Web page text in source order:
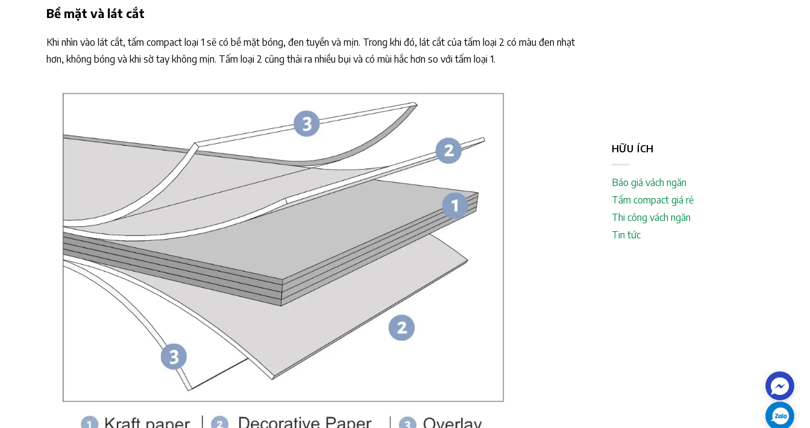
Bề mặt và lát cắt
Khi nhìn vào lát cắt, tấm compact loại 1 sẽ có bề mặt bóng, đen tuyền và mịn. Trong khi đó, lát cắt của tấm loại 2 có màu đen nhạt
hơn, không bóng và khi sờ tay không mịn. Tấm loại 2 cũng thải ra nhiều bụi và có mùi hắc hơn so với tấm loại 1.
HỮU ÍCH
Báo giá vách ngăn
Tấm compact giá rẻ
Thi công vách ngăn
Tin tức